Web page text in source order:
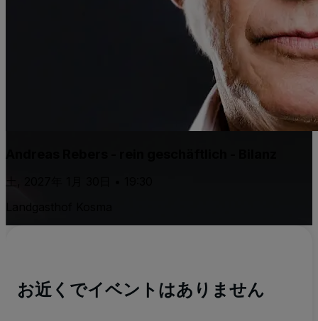
Andreas Rebers - rein geschäftlich - Bilanz
土, 2027年 1月 30日 • 19:30
お近くでイベントはありません